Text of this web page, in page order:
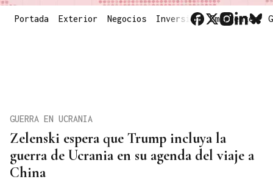
Portada Exterior Negocios Inversión Emergentes
Zelenski espera que Trump incluya la
guerra de Ucrania en su agenda del viaje a
China
GUERRA EN UCRANIA